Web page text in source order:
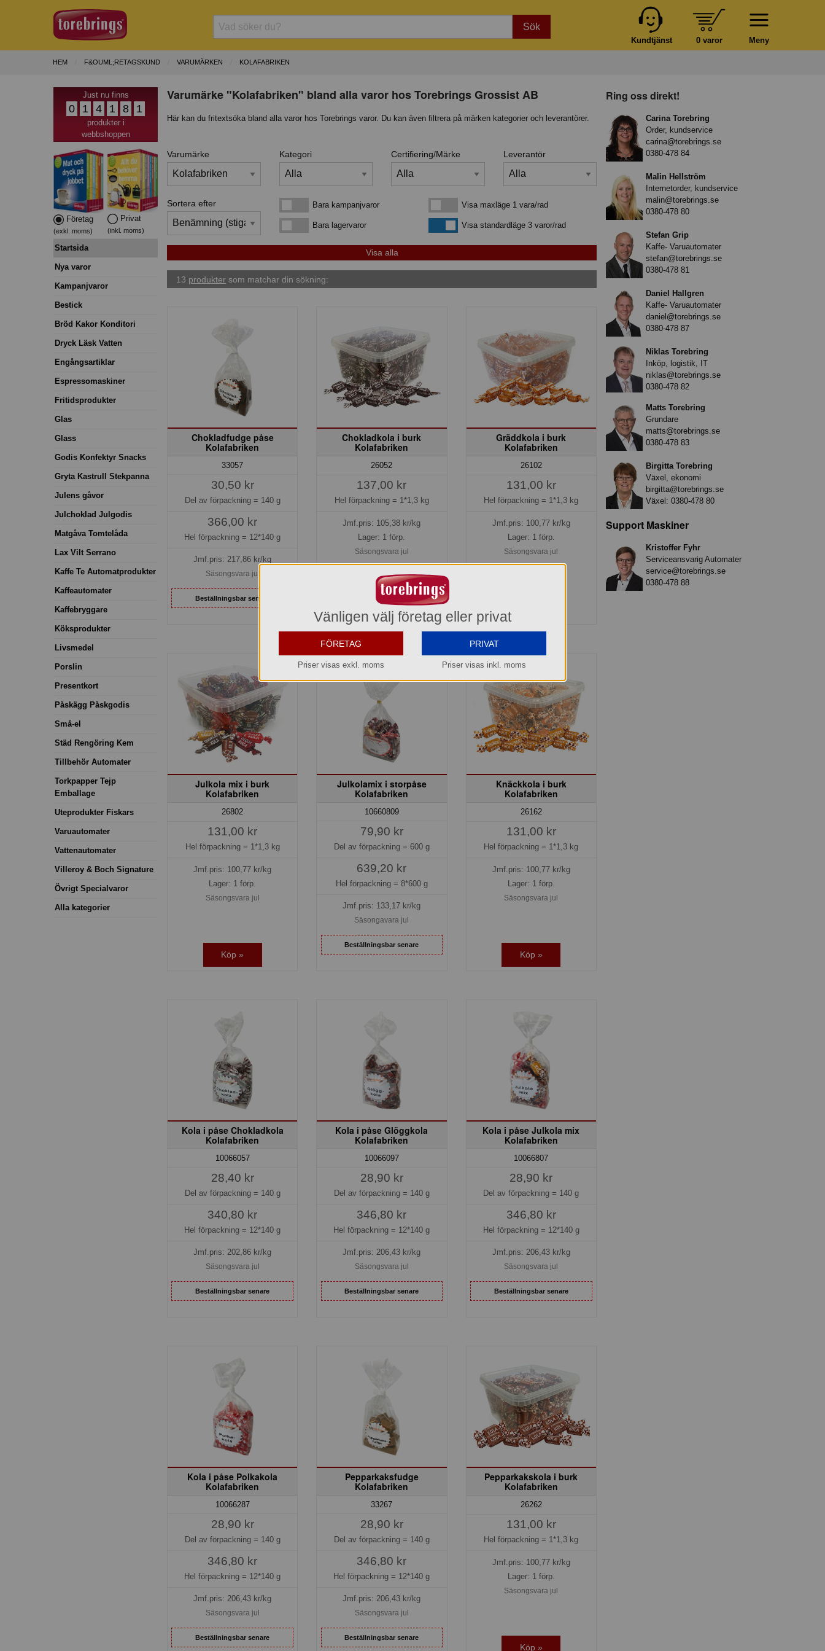
Sök
Meny
0 varor
Kundtjänst
HEM F&OUML;RETAGSKUND VARUMÄRKEN KOLAFABRIKEN
Just nu finns
0 1 4 1 8 1
produkter i
webbshoppen
Företag
(exkl. moms)
Privat
(inkl. moms)
Startsida
Nya varor
Kampanjvaror
Bestick
Bröd Kakor Konditori
Dryck Läsk Vatten
Engångsartiklar
Espressomaskiner
Fritidsprodukter
Glas
Glass
Godis Konfektyr Snacks
Gryta Kastrull Stekpanna
Julens gåvor
Julchoklad Julgodis
Matgåva Tomtelåda
Lax Vilt Serrano
Kaffe Te Automatprodukter
Kaffeautomater
Kaffebryggare
Köksprodukter
Livsmedel
Porslin
Presentkort
Påskägg Påskgodis
Små-el
Städ Rengöring Kem
Tillbehör Automater
Torkpapper Tejp
Emballage
Uteprodukter Fiskars
Varuautomater
Vattenautomater
Villeroy & Boch Signature
Övrigt Specialvaror
Alla kategorier
Varumärke "Kolafabriken" bland alla varor hos Torebrings Grossist AB
Här kan du fritextsöka bland alla varor hos Torebrings varor. Du kan även filtrera på märken kategorier och leverantörer.
Varumärke Kategori Certifiering/Märke Leverantör
Sortera efter Bara kampanjvarorBara kampanjvaror
Bara lagervarorBara lagervaror
Visa maxläge 1 vara/rad
Visa maxläge 1 vara/rad
Visa standardlägeVisa standardläge 3 varor/rad
13 produkter som matchar din sökning:
Chokladfudge påse
Kolafabriken
33057
30,50 kr
Del av förpackning = 140 g
366,00 kr
Hel förpackning = 12*140 g
Jmf.pris:217,86 kr/kg
Säsongsvara jul
Beställningsbar senare
Chokladkola i burk
Kolafabriken
26052
137,00 kr
Hel förpackning = 1*1,3 kg
Jmf.pris: 105,38 kr/kg
Lager: 1 förp.
Säsongsvara jul
Köp »
Gräddkola i burk
Kolafabriken
26102
131,00 kr
Hel förpackning = 1*1,3 kg
Jmf.pris: 100,77kr/kg
Lager: 1 förp.
Säsongsvara jul
Julkola mix i burk
Kolafabriken
26802
131,00 kr
Hel förpackning = 1*1,3 kg
Jmf.pris: 100,77 kr/kg
Lager: 1 förp.
Säsongsvara jul
Köp »
Julkolamix i storpåse
Kolafabriken
10660809
79,90 kr
Del av förpackning = 600 g
639,20 kr
Hel förpackning = 8*600 g
Jmf.pris: 133,17 kr/kg
Säsongavara jul
Beställningsbar senare
Knäckkola i burk
Kolafabriken
26162
131,00 kr
Hel förpackning = 1*1,3 kg
Jmf.pris: 100,77kr/kg
Lager: 1 förp.
Säsongsvara jul
Köp »
Kola i påse Chokladkola
Kolafabriken
10066057
28,40 kr
Del av förpackning = 140 g
340,80 kr
Hel förpackning = 12*140 g
Jmf.pris:202,86 kr/kg
Säsongsvara jul
Beställningsbar senare
Kola i påse Glöggkola
Kolafabriken
10066097
28,90 kr
Del av förpackning = 140 g
346,80 kr
Hel förpackning = 12*140 g
Jmf.pris:206,43 kr/kg
Säsongsvara jul
Beställningsbar senare
Kola i påse Julkola mix
Kolafabriken
10066807
28,90 kr
Del av förpackning = 140 g
346,80 kr
Hel förpackning = 12*140 g
Jmf.pris: 206,43kr/kg
Säsongsvara jul
Beställningsbar senare
Kola i påse Polkakola
Kolafabriken
10066287
28,90 kr
Del av förpackning = 140 g
346,80 kr
Hel förpackning = 12*140 g
Jmf.pris:206,43 kr/kg
Säsongsvara jul
Beställningsbar senare
Pepparkaksfudge
Kolafabriken
33267
28,90 kr
Del av förpackning = 140 g
346,80 kr
Hel förpackning = 12*140 g
Jmf.pris:206,43 kr/kg
Säsongsvara jul
Beställningsbar senare
Pepparkakskola i burk
Kolafabriken
26262
131,00 kr
Hel förpackning = 1*1,3 kg
Jmf.pris: 100,77kr/kg
Lager: 1 förp.
Säsongsvara jul
Köp »
Ring oss direkt!
Carina Torebring
Order, kundservice
carina@torebrings.se
0380-478 84
Malin Hellström
Internetorder, kundservice
malin@torebrings.se
0380-478 80
Stefan Grip
Kaffe- Varuautomater
stefan@torebrings.se
0380-478 81
Daniel Hallgren
Kaffe- Varuautomater
daniel@torebrings.se
0380-478 87
Niklas Torebring
Inköp, logistik, IT
niklas@torebrings.se
0380-478 82
Matts Torebring
Grundare
matts@torebrings.se
0380-478 83
Birgitta Torebring
Växel, ekonomi
birgitta@torebrings.se
Växel: 0380-478 80
Support Maskiner
Kristoffer Fyhr
Serviceansvarig Automater
service@torebrings.se
0380-478 88
Vänligen välj företag eller privat
FÖRETAG
Priser visas exkl. moms
PRIVAT
Priser visas inkl. moms